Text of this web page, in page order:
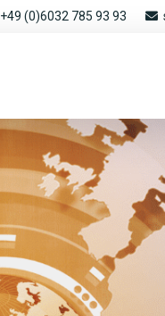
+49 (0)6032 785 93 93